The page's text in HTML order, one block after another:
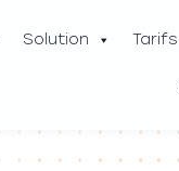
Solution Tarifs